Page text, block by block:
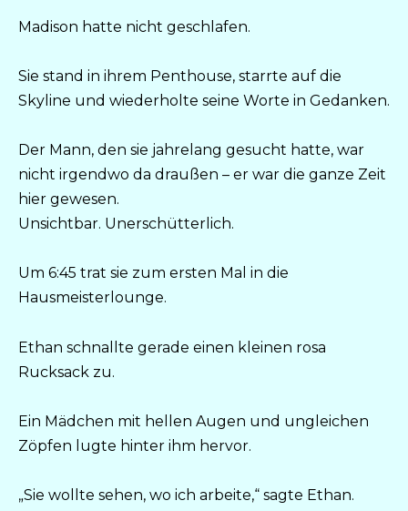
Madison hatte nicht geschlafen.
Sie stand in ihrem Penthouse, starrte auf die
Skyline und wiederholte seine Worte in Gedanken.
Der Mann, den sie jahrelang gesucht hatte, war
nicht irgendwo da draußen – er war die ganze Zeit
hier gewesen.
Unsichtbar. Unerschütterlich.
Um 6:45 trat sie zum ersten Mal in die
Hausmeisterlounge.
Ethan schnallte gerade einen kleinen rosa
Rucksack zu.
Ein Mädchen mit hellen Augen und ungleichen
Zöpfen lugte hinter ihm hervor.
„Sie wollte sehen, wo ich arbeite,“ sagte Ethan.